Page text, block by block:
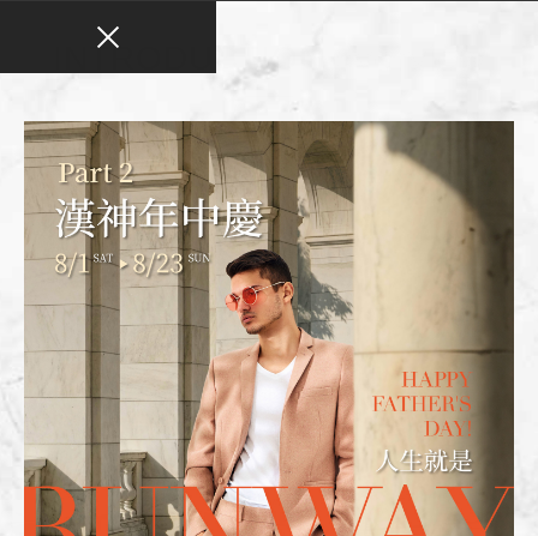
INTRODUCTION
櫃位環境
櫃位環境
Environment